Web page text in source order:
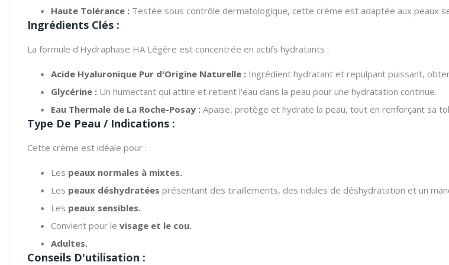
Haute Tolérance : Testée sous contrôle dermatologique, cette crème est adaptée aux peaux
Ingrédients Clés :
La formule d'Hydraphase HA Légère est concentrée en actifs hydratants :
Acide Hyaluronique Pur d'Origine Naturelle : Ingrédient hydratant et repulpant puissant,
Glycérine : Un humectant qui attire et retient l'eau dans la peau pour une hydratation continue.
Eau Thermale de La Roche-Posay : Apaise, protège et hydrate la peau, tout en renforçant sa
Type De Peau / Indications :
Cette crème est idéale pour :
Les peaux normales à mixtes.
Les peaux déshydratées présentant des tiraillements, des ridules de déshydratation et un
Les peaux sensibles.
Convient pour le visage et le cou.
Adultes.
Conseils D'utilisation :